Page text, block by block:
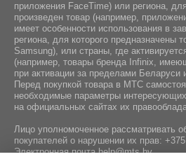
приложения FaceTime) или региона,
произведен товар (например,
имеет особенности использования в
региона, для которого предназначены
Samsung), или страны, где
(например, товары бренда Infiniх,
при активации за пределами Беларуси
Перед покупкой товара в МТС
необходимые параметры
на официальных сайтах их
Лицо уполномоченное рассматривать
покупателей о нарушении их прав:
Электронная почтаhelp@mts.by